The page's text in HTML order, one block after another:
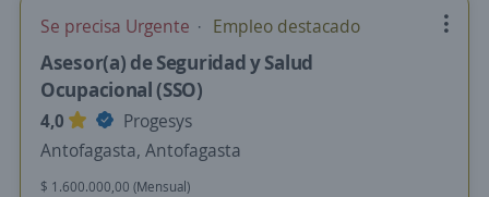
Se precisa Urgente Empleo destacado
Asesor(a) de Seguridad y Salud
Ocupacional (SSO)
4,0
Progesys
Antofagasta, Antofagasta
$ 1.600.000,00 (Mensual)